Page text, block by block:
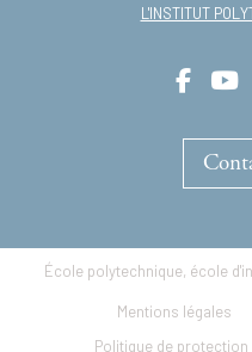
L'INSTITUT
École polytechnique, école
FooterMentions légales
Politique de